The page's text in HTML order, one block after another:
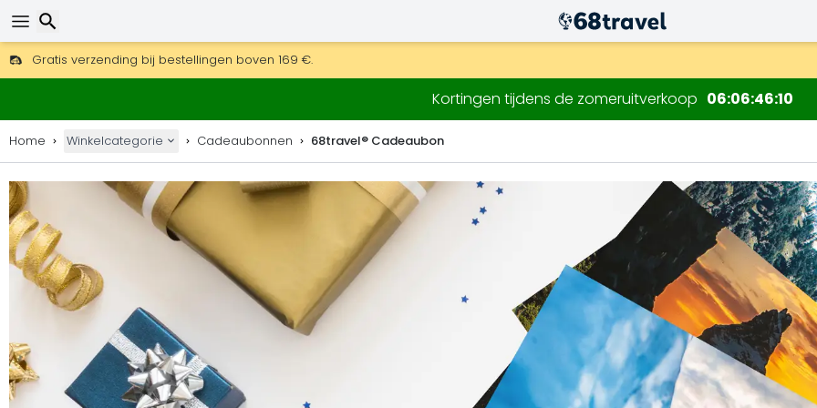
Gratis verzending bij bestellingen boven 169 €.
DHL Express is ook beschikbaar.
30 dagen retour, 90 dagen voor houten kaarten en decoraties.
Kortingen tijdens de zomeruitverkoop 06064608
Home Winkelcategorie Cadeaubonnen 68travel® Cadeaubon
Zoeken